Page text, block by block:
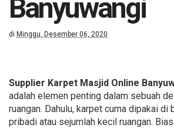
Banyuwangi
di Minggu, Desember 06, 2020
Supplier Karpet Masjid Online
adalah elemen penting dalam sebuah
ruangan. Dahulu, karpet cuma dipakai di
pribadi atau sejumlah kecil ruangan.